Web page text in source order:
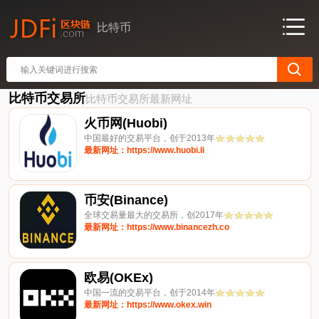
比特币
比特币交易所比特币交易所最新网址
火币网(Huobi)
中国最好的交易平台，创于2013年
最新网址：https://www.huobi.li
币安(Binance)
全球交易量最大的交易所，创2017年
最新网址：https://www.binancezh.co
欧易(OKEx)
中国一流的交易平台，创于2014年
最新网址：https://www.okex.win